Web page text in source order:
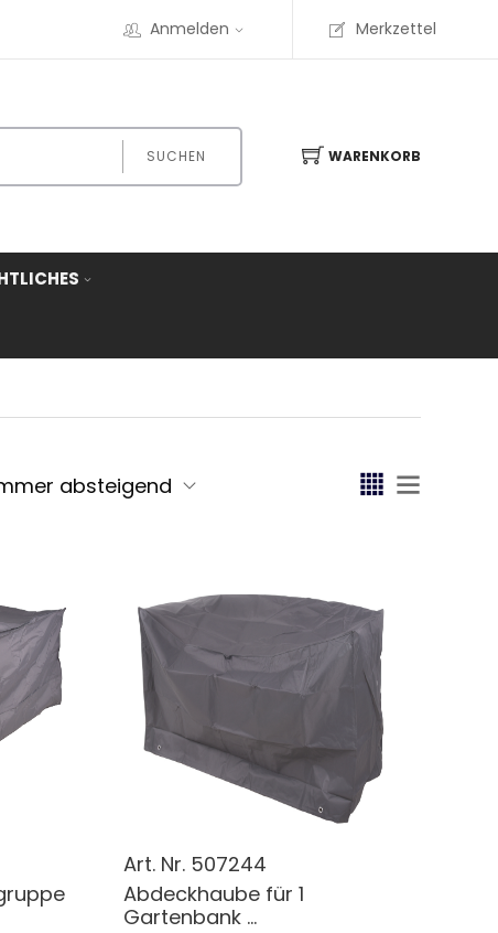
Anmelden Merkzettel
SUCHEN WARENKORB
Art. Nr. 507244
Abdeckhaube für 1
Gartenbank ...